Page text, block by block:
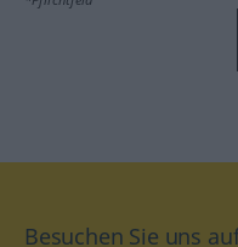
Besuchen Sie uns